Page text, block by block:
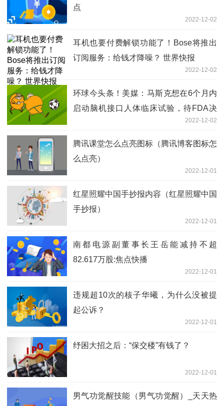
点
2022-12-02
耳机也要付费解锁功能了！Bose将推出
订阅服务：给钱才降噪？ 世界快报
2022-12-02
环球今头条！美媒：马斯克想在6个月内
启动脑机接口人体临床试验，待FDA决
2022-12-02
腾讯课堂怎么点亮图标（腾讯博客图标怎
么点亮）
2022-12-01
红星照耀中国手抄报内容（红星照耀中国
手抄报）
2022-12-01
南都电源副董事长王岳能减持不超
82.617万股:焦点快播
2022-12-01
违规超10次的核子华曦，为什么没被提
起公诉？
2022-12-01
纾困大招之后：“保交楼”有钱了？
2022-12-01
男气功觉醒技能（男气功觉醒）_天天热